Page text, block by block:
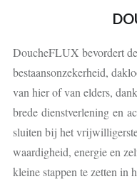
DoucheFLUX bevordert
bestaansonzekerheid,
van hier of van elders,
brede dienstverlening en
sluiten bij het
waardigheid, energie en
kleine stappen te zetten in